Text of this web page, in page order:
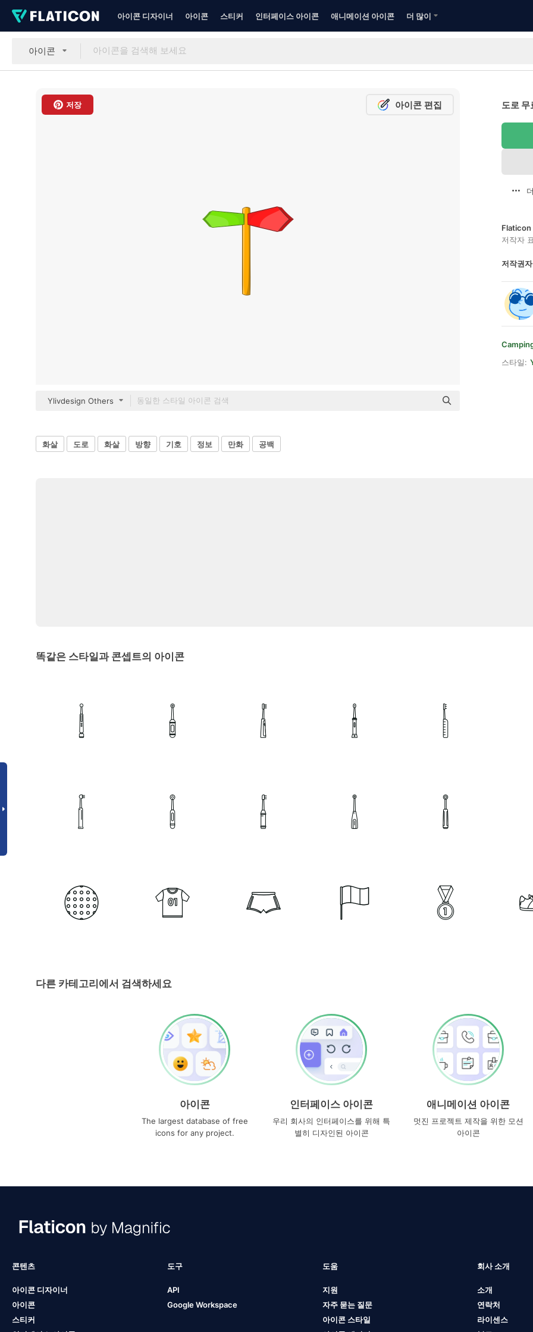
아이콘 디자이너 아이콘 스티커 인터페이스 아이콘 애니메이션 아이콘 더 많이
아이콘
저장 아이콘 편집
Ylivdesign Others
도로 무
Flaticon
저작자
저작권
스타일:
화살 도로 화살 방향 기호 정보 만화 공백
똑같은 스타일과 콘셉트의 아이콘
다른 카테고리에서 검색하세요
아이콘
The largest database of free
icons for any project.
인터페이스 아이콘
우리 회사의 인터페이스를 위해 특
별히 디자인된 아이콘
애니메이션 아이콘
멋진 프로젝트 제작을 위한 모션
아이콘
콘텐츠
아이콘 디자이너
아이콘
스티커
도구
API
Google Workspace
도움
지원
자주 묻는 질문
아이콘 스타일
회사 소개
소개
연락처
라이센스